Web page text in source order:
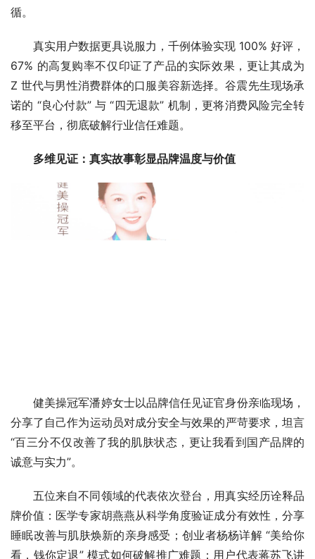
循。
真实用户数据更具说服力，千例体验实现 100% 好评，
67% 的高复购率不仅印证了产品的实际效果，更让其成为
Z 世代与男性消费群体的口服美容新选择。谷震先生现场承
诺的 “良心付款” 与 “四无退款” 机制，更将消费风险完全转
移至平台，彻底破解行业信任难题。
多维见证：真实故事彰显品牌温度与价值
健美操冠军潘婷女士以品牌信任见证官身份亲临现场，
分享了自己作为运动员对成分安全与效果的严苛要求，坦言
“百三分不仅改善了我的肌肤状态，更让我看到国产品牌的
诚意与实力”。
五位来自不同领域的代表依次登台，用真实经历诠释品
牌价值：医学专家胡燕燕从科学角度验证成分有效性，分享
睡眠改善与肌肤焕新的亲身感受；创业者杨杨详解 “美给你
看，钱你定退” 模式如何破解推广难题；用户代表蒋苏飞讲